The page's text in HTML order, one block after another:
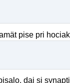
pise pri
daj si